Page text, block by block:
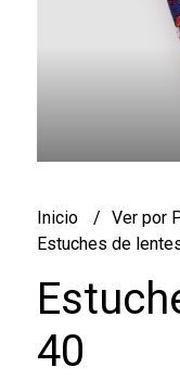
Inicio
Ver por
Estuches de
40